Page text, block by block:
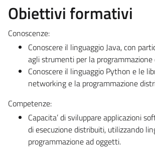
Obiettivi formativi
Conoscenze:
Conoscere il linguaggio Java, con
agli strumenti per la
Conoscere il linguaggio Python e le
networking e la programmazione
Competenze:
Capacita’ di sviluppare applicazioni
di esecuzione distribuiti, utilizzando
programmazione ad oggetti.